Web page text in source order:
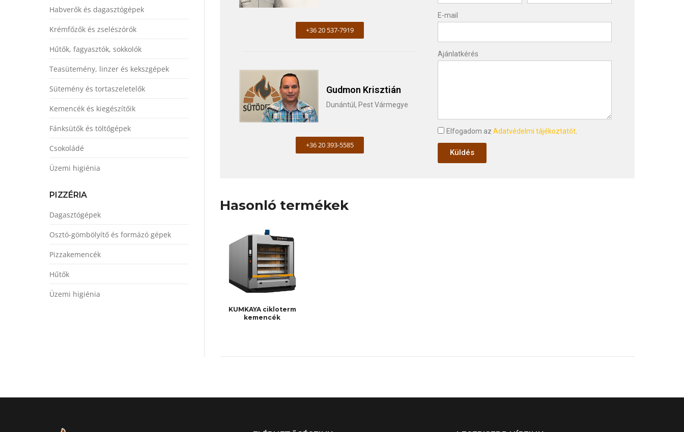
+36 20 537-7919
Gudmon Krisztián
Dunántúl, Pest Vármegye
+36 20 393-5585
E-mail
Ajánlatkérés
Elfogadom az Adatvédelmi tájékoztatót.
Küldés
Hasonló termékek
KUMKAYA cikloterm
kemencék
Habverők és dagasztógépek
Krémfőzők és zselészórók
Hűtők, fagyasztók, sokkolók
Teasütemény, linzer és kekszgépek
Sütemény és tortaszeletelők
Kemencék és kiegészítőik
Fánksütők és töltőgépek
Csokoládé
Üzemi higiénia
PIZZÉRIA
Dagasztógépek
Osztó-gömbölyítő és formázó gépek
Pizzakemencék
Hűtők
Üzemi higiénia